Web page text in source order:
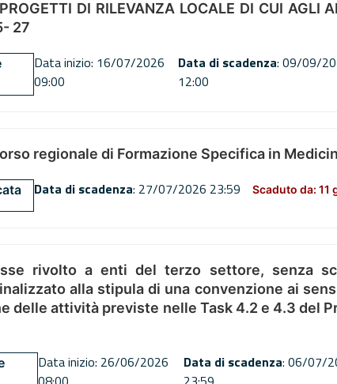
DI RILEVANZA LOCALE DI CUI AGLI
27
Data inizio: 16/07/2026
09:00
Data di scadenza: 09/09/
12:00
regionale di Formazione Specifica in
Data di scadenza: 27/07/2026 23:59 Scaduto da: 11
rivolto a enti del terzo settore, senza
alla stipula di una convenzione ai
delle attività previste nelle Task 4.2 e 4.3 del
Data inizio: 26/06/2026
Data di scadenza: 06/07/